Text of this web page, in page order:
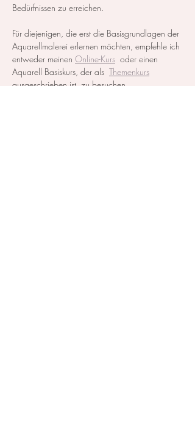
Bedürfnissen zu erreichen.
Für diejenigen, die erst die Basisgrundlagen der
Aquarellmalerei erlernen möchten, empfehle ich
entweder meinen Online-Kurs oder einen
Aquarell Basiskurs, der als Themenkurs
ausgeschrieben ist, zu besuchen.